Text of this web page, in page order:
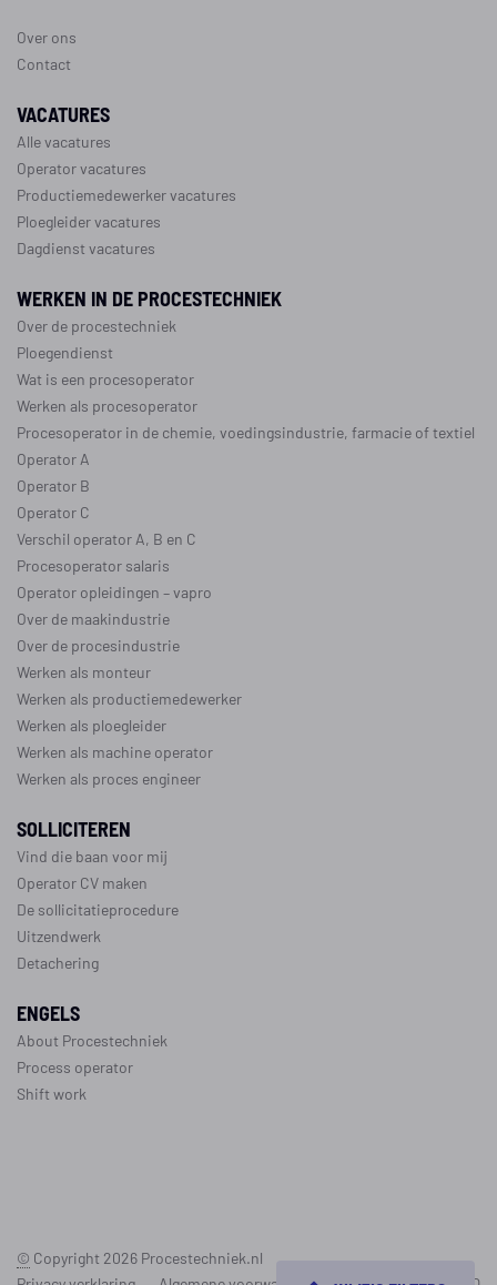
Over ons
Contact
VACATURES
Alle vacatures
Operator vacatures
Productiemedewerker vacatures
Ploegleider vacatures
Dagdienst vacatures
WERKEN IN DE PROCESTECHNIEK
Over de procestechniek
Ploegendienst
Wat is een procesoperator
Werken als procesoperator
Procesoperator in de chemie, voedingsindustrie, farmacie oftextiel
Operator A
Operator B
Operator C
Verschil operator A, B en C
Procesoperator salaris
Operator opleidingen –vapro
Over de maakindustrie
Over de procesindustrie
Werken als monteur
Werken als productiemedewerker
Werken als ploegleider
Werken als machine operator
Werken als proces engineer
SOLLICITEREN
Vind die baan voor mij
Operator CV maken
De sollicitatieprocedure
Uitzendwerk
Detachering
ENGELS
About Procestechniek
Process operator
Shift work
© Copyright 2026 Procestechniek.nl